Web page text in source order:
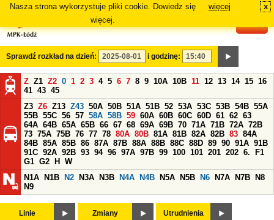
Nasza strona wykorzystuje pliki cookie. Dowiedz się
więcej.
więcej x
Sprawdź rozkład na dzień: i godzinę:
Z Z1 Z2 0 1 2 3 4 5 6 7 8 9 10A 10B 11 12 13 14 15 16
41 43 45
Z3 Z6 Z13 Z43 50A 50B 51A 51B 52 53A 53C 53B 54B 55A
55B 55C 56 57 58A 58B 59 60A 60B 60C 60D 61 62 63
64A 64B 65A 65B 66 67 68 69A 69B 70 71A 71B 72A 72B
73 75A 75B 76 77 78 80A 80B 81A 81B 82A 82B 83 84A
84B 85A 85B 86 87A 87B 88A 88B 88C 88D 89 90 91A 91B
91C 92A 92B 93 94 96 97A 97B 99 100 101 201 202 6.
F1
G1 G2 H
W
N1A
N1B N2 N3A N3B N4A N4B N5A N5B N6 N7A N7B
N8
N9
Linie Zmiany Utrudnienia